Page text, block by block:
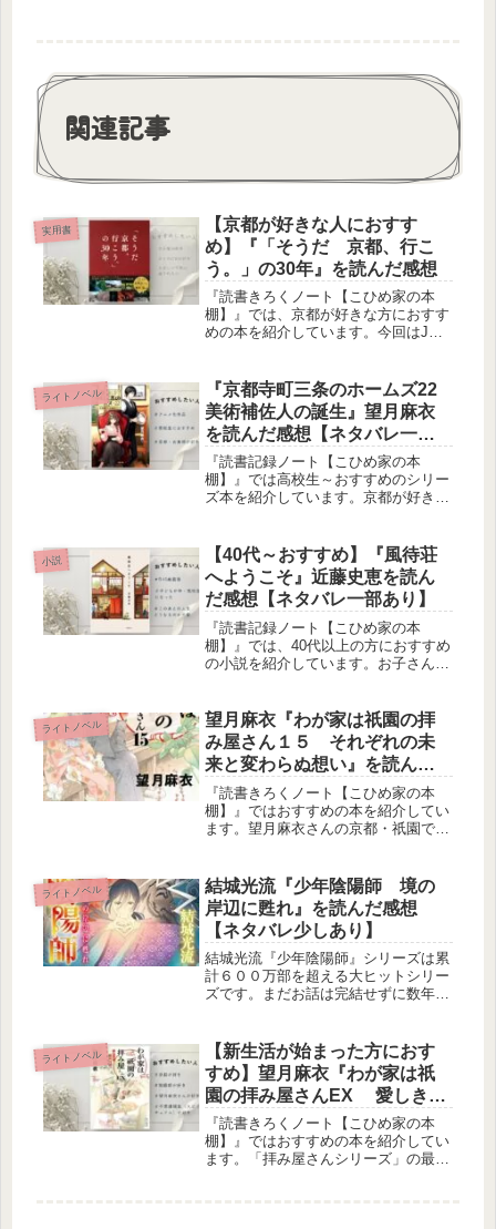
関連記事
実用書
【京都が好きな人におすす
め】『「そうだ 京都、行こ
う。」の30年』を読んだ感想
『読書きろくノート【こひめ家の本
棚】』では、京都が好きな方におすす
めの本を紹介しています。今回はJR
素敵な言葉を集めた記念版です。私が
もらったご朱印とともにご紹介しま
す。
ライトノベル
『京都寺町三条のホームズ22
美術補佐人の誕生』望月麻衣
を読んだ感想【ネタバレ一部
あり】
『読書記録ノート【こひめ家の本
棚】』では高校生～おすすめのシリー
ズ本を紹介しています。京都が好き、
小説
【40代～おすすめ】『風待荘
へようこそ』近藤史恵を読ん
だ感想【ネタバレ一部あり】
『読書記録ノート【こひめ家の本
棚】』では、40代以上の方におすすめ
の小説を紹介しています。お子さんが
におすすめです。
ライトノベル
望月麻衣『わが家は祇園の拝
み屋さん１５ それぞれの未
来と変わらぬ想い』を読んだ
感想
『読書きろくノート【こひめ家の本
棚】』ではおすすめの本を紹介してい
ます。望月麻衣さんの京都・祇園での
ライトノベル
結城光流『少年陰陽師 境の
岸辺に甦れ』を読んだ感想
【ネタバレ少しあり】
結城光流『少年陰陽師』シリーズは累
計６００万部を超える大ヒットシリー
ズです。まだお話は完結せずに数年が
いくらでも楽しめます。「読書きろく
ノート」ではおすすめするポイントを
書いています。
ライトノベル
【新生活が始まった方におす
すめ】望月麻衣『わが家は祇
園の拝み屋さんEX 愛しき回
顧録』を読んだ感想
『読書きろくノート【こひめ家の本
棚】』ではおすすめの本を紹介してい
ます。「拝み屋さんシリーズ」の最終